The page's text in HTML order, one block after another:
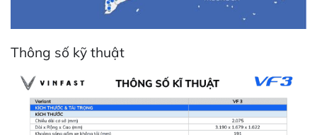
Thông số kỹ thuật